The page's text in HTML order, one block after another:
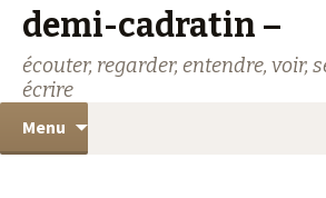
demi-cadratin –
écouter, regarder, entendre, voir,
écrire
Menu
au